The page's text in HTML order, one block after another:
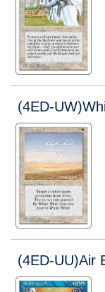
(4ED-
(4ED-UU)Air